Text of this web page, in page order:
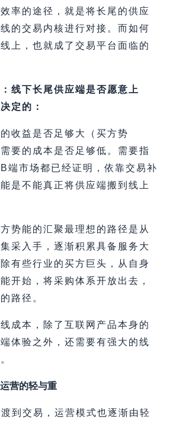
率的途径，就是将长尾的供应
的交易内核进行对接。而如何
上，也就成了交易平台面临的
线下长尾供应端是否愿意上
定的：
收益是否足够大（买方势
要的成本是否足够低。需要指
端市场都已经证明，依靠交易补
是不能真正将供应端搬到线上
势能的汇聚最理想的路径是从
采入手，逐渐积累具备服务大
有些行业的买方巨头，从自身
开始，将采购体系开放出去，
路径。
成本，除了互联网产品本身的
体验之外，还需要有强大的线
营的轻与重
到交易，运营模式也逐渐由轻